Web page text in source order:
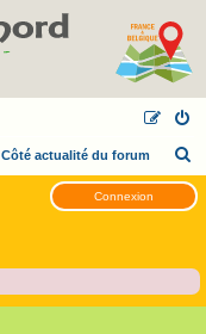
Côté actualité du forum
e
c
e
r
Connexion